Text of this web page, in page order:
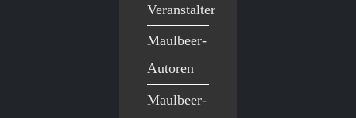
Veranstalter
Maulbeer-
Autoren
Maulbeer-